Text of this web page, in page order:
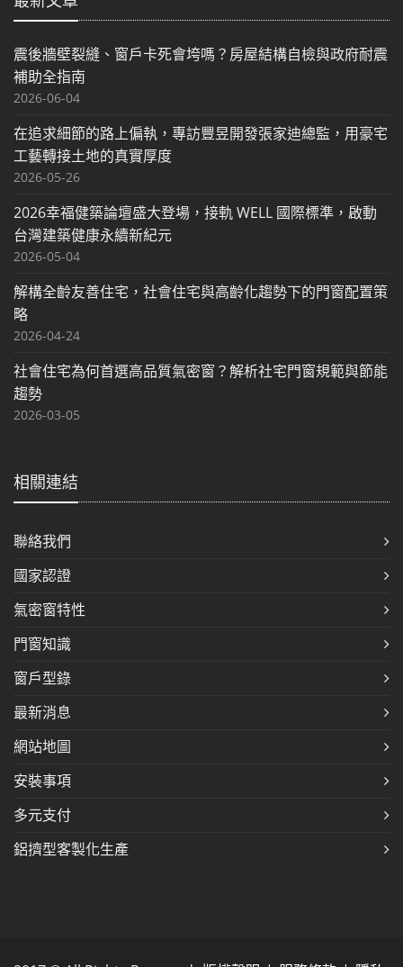
震後牆壁裂縫、窗戶卡死會垮嗎？房屋結構自檢與政府耐震
補助全指南
2026-06-04
在追求細節的路上偏執，專訪豐昱開發張家迪總監，用豪宅
工藝轉接土地的真實厚度
2026-05-26
2026幸福健築論壇盛大登場，接軌 WELL 國際標準，啟動
台灣建築健康永續新紀元
2026-05-04
解構全齡友善住宅，社會住宅與高齡化趨勢下的門窗配置策
略
2026-04-24
社會住宅為何首選高品質氣密窗？解析社宅門窗規範與節能
趨勢
2026-03-05
相關連結
聯絡我們
國家認證
氣密窗特性
門窗知識
窗戶型錄
最新消息
網站地圖
安裝事項
多元支付
鋁擠型客製化生產